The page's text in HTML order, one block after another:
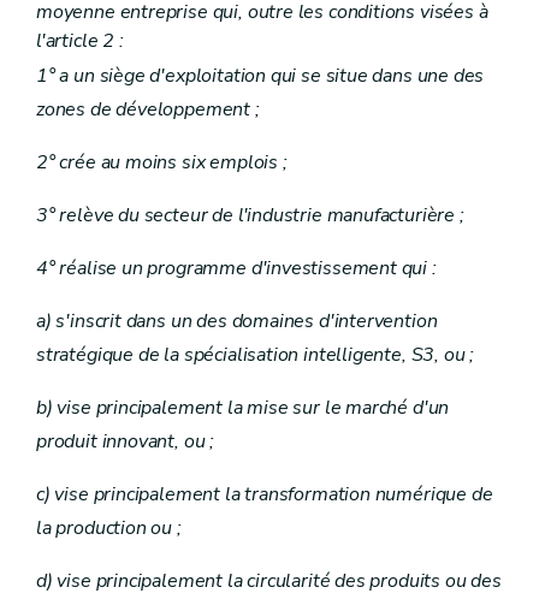
moyenne entreprise qui, outre les conditions visées à
l'article 2 :
1° a un siège d'exploitation qui se situe dans une des
zones de développement ;
2° crée au moins six emplois ;
3° relève du secteur de l'industrie manufacturière ;
4° réalise un programme d'investissement qui :
a) s'inscrit dans un des domaines d'intervention
stratégique de la spécialisation intelligente, S3, ou ;
b) vise principalement la mise sur le marché d'un
produit innovant, ou ;
c) vise principalement la transformation numérique de
la production ou ;
d) vise principalement la circularité des produits ou des